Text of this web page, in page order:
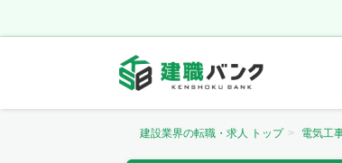
建設業界の転職・求人 トップ 電気工